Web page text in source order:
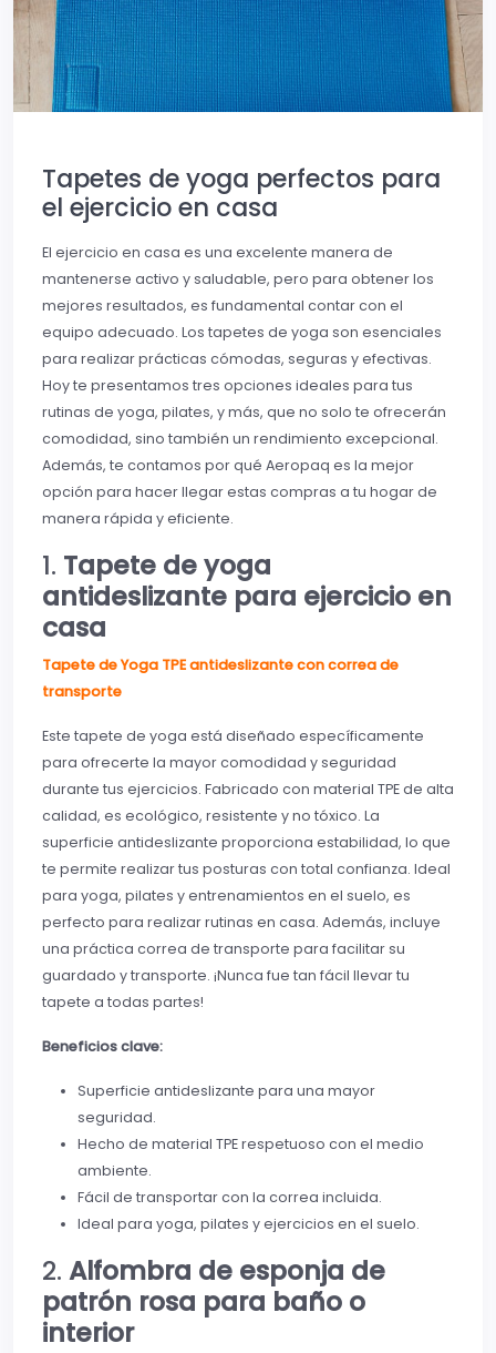
Tapetes de yoga perfectos para
el ejercicio en casa
El ejercicio en casa es una excelente manera de
mantenerse activo y saludable, pero para obtener los
mejores resultados, es fundamental contar con el
equipo adecuado. Los tapetes de yoga son esenciales
para realizar prácticas cómodas, seguras y efectivas.
Hoy te presentamos tres opciones ideales para tus
rutinas de yoga, pilates, y más, que no solo te ofrecerán
comodidad, sino también un rendimiento excepcional.
Además, te contamos por qué Aeropaq es la mejor
opción para hacer llegar estas compras a tu hogar de
manera rápida y eficiente.
1. Tapete de yoga
antideslizante para ejercicio en
casa
Tapete de Yoga TPE antideslizante con correa de
transporte
Este tapete de yoga está diseñado específicamente
para ofrecerte la mayor comodidad y seguridad
durante tus ejercicios. Fabricado con material TPE de alta
calidad, es ecológico, resistente y no tóxico. La
superficie antideslizante proporciona estabilidad, lo que
te permite realizar tus posturas con total confianza. Ideal
para yoga, pilates y entrenamientos en el suelo, es
perfecto para realizar rutinas en casa. Además, incluye
una práctica correa de transporte para facilitar su
guardado y transporte. ¡Nunca fue tan fácil llevar tu
tapete a todas partes!
Beneficios clave:
Superficie antideslizante para una mayor
seguridad.
Hecho de material TPE respetuoso con el medio
ambiente.
Fácil de transportar con la correa incluida.
Ideal para yoga, pilates y ejercicios en el suelo.
2. Alfombra de esponja de
patrón rosa para baño o
interior